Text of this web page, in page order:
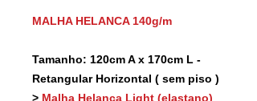
MALHA HELANCA 140g/m
Tamanho: 120cm A x 170cm L -
Retangular Horizontal ( sem piso )
> Malha Helanca Light (elastano)